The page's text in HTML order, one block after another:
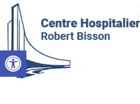
Ouvrir la barre d’outils